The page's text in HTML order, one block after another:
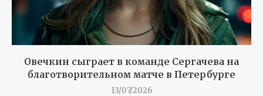
Овечкин сыграет в команде Сергачева на
благотворительном матче в Петербурге
13/07/2026